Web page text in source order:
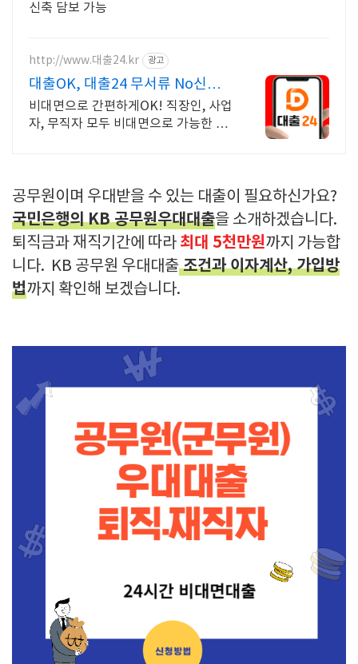
신축 담보 가능
http://www.대출24.kr 광고
대출OK, 대출24 무서류 No신용
대출가능!
비대면으로 간편하게OK! 직장인, 사업
자, 무직자 모두 비대면으로 가능한 대
공무원이며 우대받을 수 있는 대출이 필요하신가요?
국민은행의 KB 공무원우대대출을 소개하겠습니다.
퇴직금과 재직기간에 따라 최대 5천만원까지 가능합
니다. KB 공무원 우대대출조건과 이자계산, 가입방
법까지 확인해 보겠습니다.